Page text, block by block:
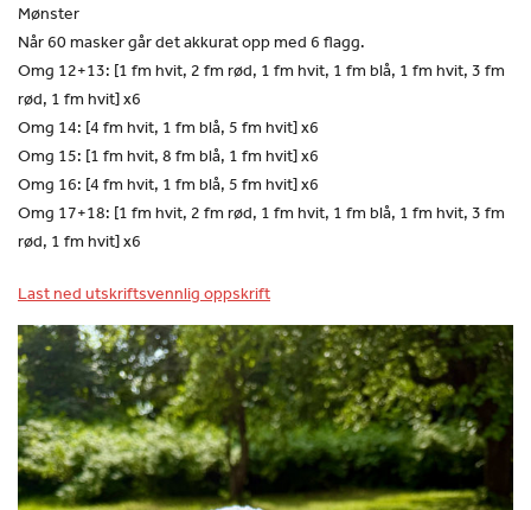
Mønster
Når 60 masker går det akkurat opp med 6 flagg.
Omg 12+13: [1 fm hvit, 2 fm rød, 1 fm hvit, 1 fm blå, 1 fm hvit, 3 fm
rød, 1 fm hvit] x6
Omg 14: [4 fm hvit, 1 fm blå, 5 fm hvit] x6
Omg 15: [1 fm hvit, 8 fm blå, 1 fm hvit] x6
Omg 16: [4 fm hvit, 1 fm blå, 5 fm hvit] x6
Omg 17+18: [1 fm hvit, 2 fm rød, 1 fm hvit, 1 fm blå, 1 fm hvit, 3 fm
rød, 1 fm hvit] x6
Last ned utskriftsvennlig oppskrift